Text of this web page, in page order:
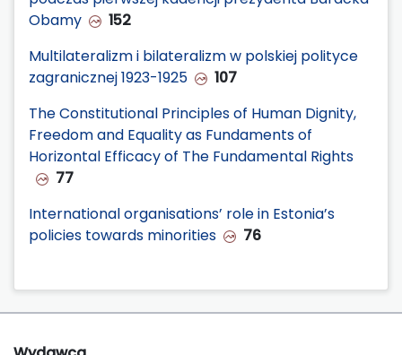
Obamy
152
Multilateralizm i bilateralizm w polskiej polityce
zagranicznej 1923-1925
107
The Constitutional Principles of Human Dignity,
Freedom and Equality as Fundaments of
Horizontal Efficacy of The Fundamental Rights
77
International organisations’ role in Estonia’s
policies towards minorities
76